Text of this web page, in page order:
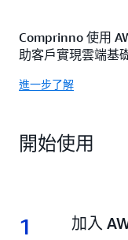
Comprinno 使用
助客戶實現雲端基
進一步了解
開始使用
1 1.
加入